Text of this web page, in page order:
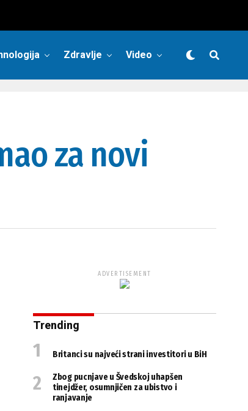
Zdravlje Video
za novi
ADVERTISEMENT
Trending
Britanci su najveći strani investitori u BiH
Zbog pucnjave u Švedskoj uhapšen
tinejdžer, osumnjičen za ubistvo i
ranjavanje